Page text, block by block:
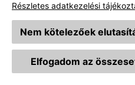
Részletes adatkezelési
Nem kötelezőek
Elfogadom az